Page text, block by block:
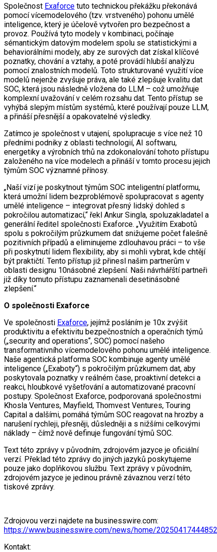
Společnost Exaforce tuto technickou překážku překonává
pomocí vícemodelového (tzv. vrstveného) pohonu umělé
inteligence, který je účelově vytvořen pro bezpečnost a
provoz. Používá tyto modely v kombinaci, počínaje
sémantickým datovým modelem spolu se statistickými a
behaviorálními modely, aby ze surových dat získal klíčové
poznatky, chování a vztahy, a poté provádí hlubší analýzu
pomocí znalostních modelů. Toto strukturované využití více
modelů nejenže zvyšuje práva, ale také zlepšuje kvalitu dat
SOC, která jsou následně vložena do LLM – což umožňuje
komplexní uvažování v celém rozsahu dat. Tento přístup se
vyhýbá slepým místům systémů, které používají pouze LLM,
a přináší přesnější a opakovatelné výsledky.
Zatímco je společnost v utajení, spolupracuje s více než 10
předními podniky z oblasti technologií, AI softwaru,
energetiky a výrobních trhů na zdokonalování tohoto přístupu
založeného na více modelech a přináší v tomto procesu jejich
týmům SOC významné přínosy.
„Naší vizí je poskytnout týmům SOC inteligentní platformu,
která umožní lidem bezproblémově spolupracovat s agenty
umělé inteligence – integrovat přesný lidský dohled s
pokročilou automatizací,“ řekl Ankur Singla, spoluzakladatel a
generální ředitel společnosti Exaforce. „Využitím Exabotů
spolu s pokročilým průzkumem dat snižujeme počet falešně
pozitivních případů a eliminujeme zdlouhavou práci – to vše
při poskytnutí lidem flexibility, aby si mohli vybrat, kde chtějí
být praktičtí. Tento přístup již přinesl našim partnerům v
oblasti designu 10násobné zlepšení. Naši návrhářští partneři
již díky tomuto přístupu zaznamenali desetinásobné
zlepšení.“
O společnosti Exaforce
Ve společnosti Exaforce, jejímž posláním je 10x zvýšit
produktivitu a efektivitu bezpečnostních a operačních týmů
(„security and operations“, SOC) pomocí našeho
transformativního vícemodelového pohonu umělé inteligence.
Naše agentická platforma SOC kombinuje agenty umělé
inteligence („Exaboty“) s pokročilým průzkumem dat, aby
poskytovala poznatky v reálném čase, proaktivní detekci a
reakci, hloubkové vyšetřování a automatizované pracovní
postupy. Společnost Exaforce, podporovaná společnostmi
Khosla Ventures, Mayfield, Thomvest Ventures, Touring
Capital a dalšími, pomáhá týmům SOC reagovat na hrozby a
narušení rychleji, přesněji, důsledněji a s nižšími celkovými
náklady – čímž nově definuje fungování týmů SOC.
Text této zprávy v původním, zdrojovém jazyce je oficiální
verzí. Překlad této zprávy do jiných jazyků poskytujeme
pouze jako doplňkovou službu. Text zprávy v původním,
zdrojovém jazyce je jedinou právně závaznou verzí této
tiskové zprávy.
Zdrojovou verzi najdete na businesswire.com:
https://www.businesswire.com/news/home/
Kontakt: